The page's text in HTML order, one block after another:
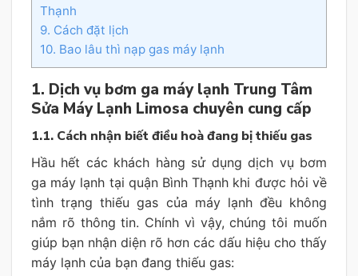
Thạnh
9. Cách đặt lịch
10. Bao lâu thì nạp gas máy lạnh
1. Dịch vụ bơm ga máy lạnh Trung Tâm
Sửa Máy Lạnh Limosa chuyên cung cấp
1.1. Cách nhận biết điều hoà đang bị thiếu gas
Hầu hết các khách hàng sử dụng dịch vụ bơm
ga máy lạnh tại quận Bình Thạnh khi được hỏi về
tình trạng thiếu gas của máy lạnh đều không
nắm rõ thông tin. Chính vì vậy, chúng tôi muốn
giúp bạn nhận diện rõ hơn các dấu hiệu cho thấy
máy lạnh của bạn đang thiếu gas: